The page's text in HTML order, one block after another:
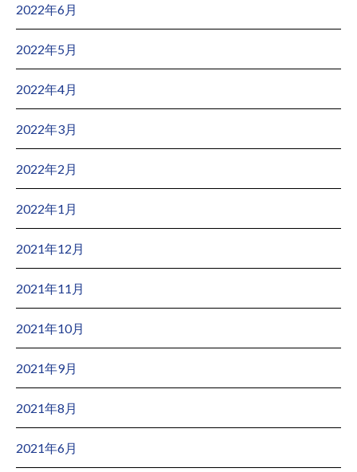
2022年6月
2022年5月
2022年4月
2022年3月
2022年2月
2022年1月
2021年12月
2021年11月
2021年10月
2021年9月
2021年8月
2021年6月